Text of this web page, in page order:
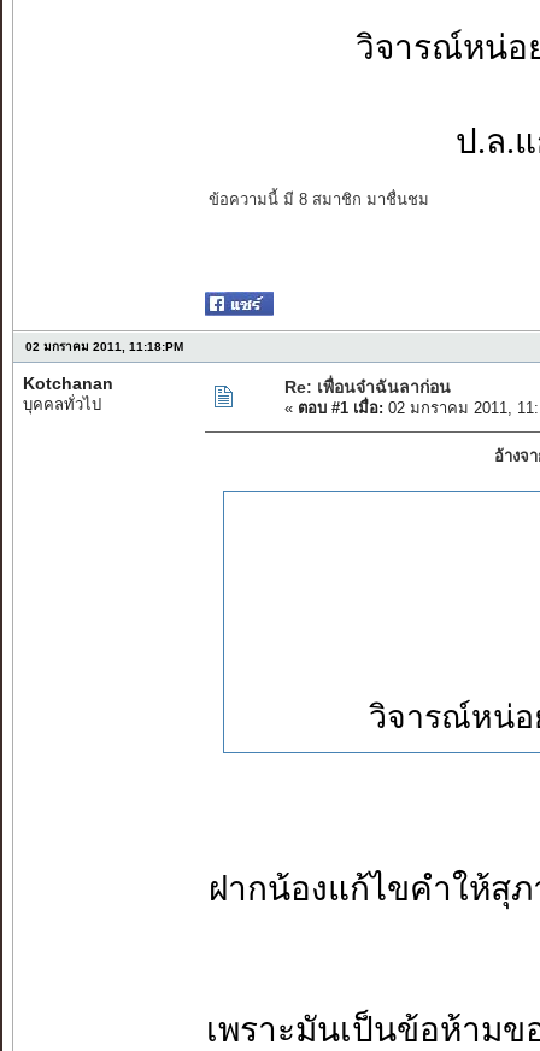
วิจารณ์หน่อ
ป.ล.
ข้อความนี้ มี 8 สมาชิก มาชื่นชม
02 มกราคม 2011, 11:18:PM
Kotchanan
บุคคลทั่วไป
Re: เพื่อนจ๋าฉันลาก่อน
« ตอบ #1 เมื่อ: 02 มกราคม 2011,
อ้างจ
วิจารณ์หน่อ
ฝากน้องแก้ไขคำให้สุ
เพราะมันเป็นข้อห้ามข